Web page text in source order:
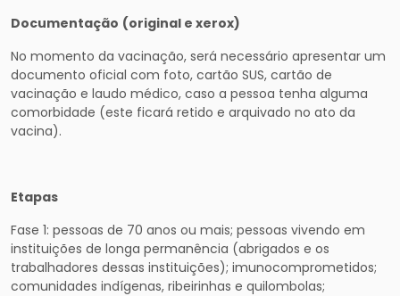
Documentação (original e xerox)
No momento da vacinação, será necessário apresentar um
documento oficial com foto, cartão SUS, cartão de
vacinação e laudo médico, caso a pessoa tenha alguma
comorbidade (este ficará retido e arquivado no ato da
vacina).
Etapas
Fase 1: pessoas de 70 anos ou mais; pessoas vivendo em
instituições de longa permanência (abrigados e os
trabalhadores dessas instituições); imunocomprometidos;
comunidades indígenas, ribeirinhas e quilombolas;